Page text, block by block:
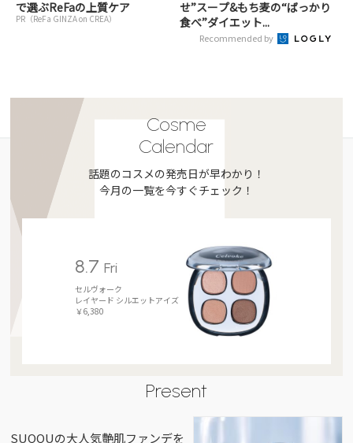
で選ぶReFaの上質ケア
PR（ReFa GINZA on CREA）
せ”スープ&もち麦の“ばっかり
食べ”ダイエット...
Recommended by
Cosme
Calendar
話題のコスメの発売日が早わかり！
今月の一覧を今すぐチェック！
8.7Fri
セルヴォーク
レイヤード シルエットアイズ
￥6,380
Present
SUQQUの大人気艶肌ファンデを